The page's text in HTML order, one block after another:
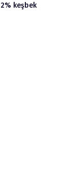
keşbek